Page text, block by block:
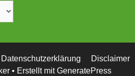
Datenschutzerklärung
Disclaimer
• Erstellt mitGeneratePress